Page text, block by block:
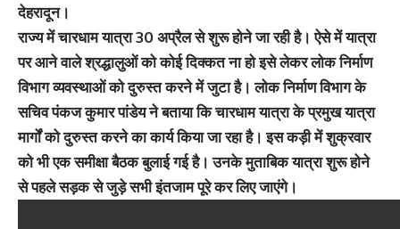
देहरादून।
राज्य में चारधाम यात्रा 30 अप्रैल से शुरू होने जा रही है। ऐसे में यात्रा
पर आने वाले श्रद्धालुओं को कोई दिक्कत ना हो इसे लेकर लोक निर्माण
विभाग व्यवस्थाओं को दुरुस्त करने में जुटा है। लोक निर्माण विभाग के
सचिव पंकज कुमार पांडेय ने बताया कि चारधाम यात्रा के प्रमुख यात्रा
मार्गों को दुरुस्त करने का कार्य किया जा रहा है। इस कड़ी में शुक्रवार
को भी एक समीक्षा बैठक बुलाई गई है। उनके मुताबिक यात्रा शुरू होने
से पहले सड़क से जुड़े सभी इंतजाम पूरे कर लिए जाएंगे।